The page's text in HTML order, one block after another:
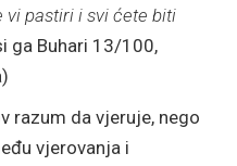
vi pastiri i svi ćete biti
ga Buhari 13/100,
razum da vjeruje, nego
vjerovanja i